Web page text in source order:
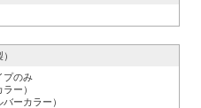
プのみ
ー）
ーカラー）